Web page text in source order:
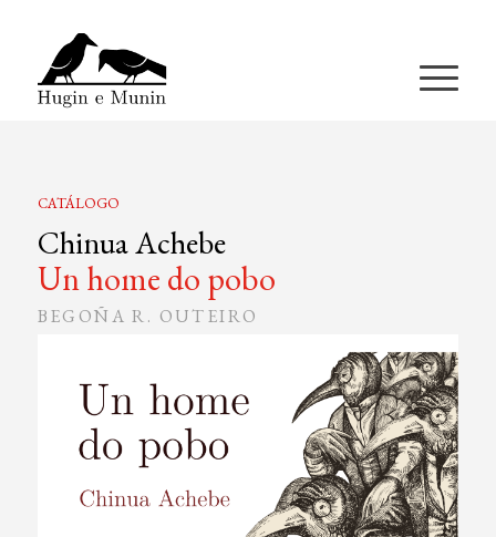
CATÁLOGO
Chinua Achebe
Un home do pobo
BEGOÑA R. OUTEIRO